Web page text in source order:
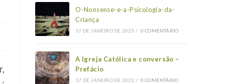
O-Nonsense-e-a-Psicologia-da-
Criança
17 DE JANEIRO DE 2023 / 0 COMENTÁRIO
A Igreja Católica e conversão –
Prefácio
17 DE JANEIRO DE 2023 / 0 COMENTÁRIO